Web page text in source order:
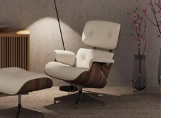
Wohnzimmer richtig
– Tipps & Ideen
Inspirationen